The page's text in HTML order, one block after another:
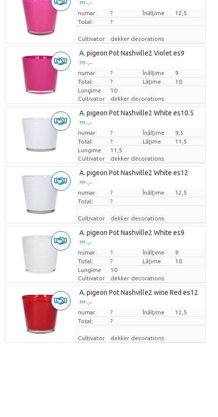
??? -,--
Pret per bucata
numar ? Înălţime
12,5
Total:
?
Cultivator dekker decorations
A. pigeon Pot Nashville2 Violet es9
??? -,--
Pret per bucata
numar ? Înălţime
9
Total:
? Lăţime
10
Lungime
10
Cultivator
dekker decorations
A. pigeon Pot Nashville2 White es10.5
??? -,--
Pret per bucata
numar ? Înălţime
9,5
Total:
? Lăţime
11,5
Lungime
11,5
Cultivator
dekker decorations
A. pigeon Pot Nashville2 White es12
??? -,--
Pret per bucata
numar ? Înălţime
12,5
Total:
?
Cultivator dekker decorations
A. pigeon Pot Nashville2 White es9
??? -,--
Pret per bucata
numar ? Înălţime
9
Total:
? Lăţime
10
Lungime
10
Cultivator
dekker decorations
A. pigeon Pot Nashville2 wine Red es12
??? -,--
Pret per bucata
numar ? Înălţime
12,5
Total:
?
Cultivator dekker decorations